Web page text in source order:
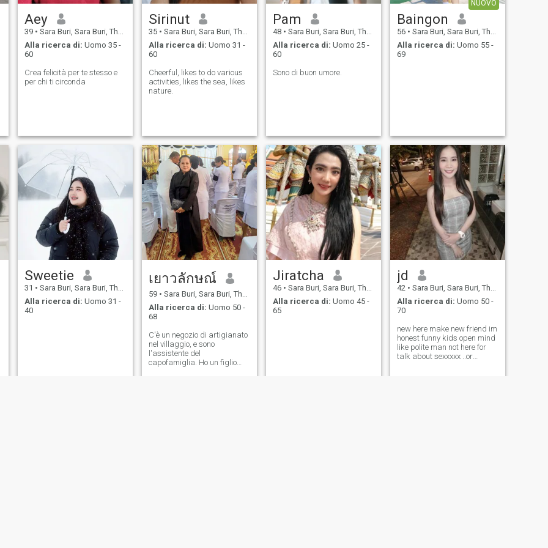
Aey
39 • Sara Buri, Sara Buri, Thailandia
Alla ricerca di: Uomo 35 -
60
Crea felicità per te stesso e
per chi ti circonda
Sirinut
35 • Sara Buri, Sara Buri, Thailandia
Alla ricerca di: Uomo 31 -
60
Cheerful, likes to do various
activities, likes the sea, likes
nature.
Pam
48 • Sara Buri, Sara Buri, Thailandia
Alla ricerca di: Uomo 25 -
60
Sono di buon umore.
NUOVO
Baingon
56 • Sara Buri, Sara Buri, Thailandia
Alla ricerca di: Uomo 55 -
69
Sweetie
31 • Sara Buri, Sara Buri, Thailandia
Alla ricerca di: Uomo 31 -
40
เยาวลักษณ์
59 • Sara Buri, Sara Buri, Thailandia
Alla ricerca di: Uomo 50 -
68
C'è un negozio di artigianato
nel villaggio, e sono
l'assistente del
capofamiglia. Ho un figlio
Jiratcha
46 • Sara Buri, Sara Buri, Thailandia
Alla ricerca di: Uomo 45 -
65
jd
42 • Sara Buri, Sara Buri, Thailandia
Alla ricerca di: Uomo 50 -
70
new here make new friend im
honest funny kids open mind
like polite man not here for
talk about sexxxxx ..or